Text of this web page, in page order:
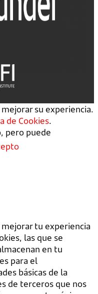
su experiencia.
de Cookies.
pero puede
tu experiencia
las que se
en tu
para el
básicas de la
de terceros que nos